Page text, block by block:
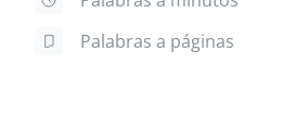
Palabras a páginas